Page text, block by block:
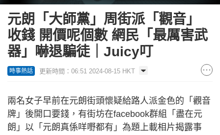
元朗「大師黨」周街派「觀音」
收錢 開價呢個數 網民「最厲害武
器」嚇退騙徒｜Juicy叮
時事熱話 更新時間：06:51 2024-08-15 HKT
兩名女子早前在元朗街頭懷疑給路人派金色的「觀音
牌」後開口要錢，有街坊在facebook群組「盡在元
朗」以「元朗真係咩嘢都有」為題上載相片揭露事